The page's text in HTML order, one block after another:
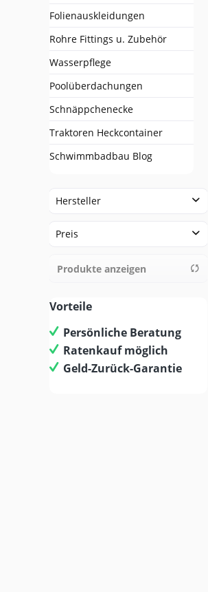
Folienauskleidungen
Rohre Fittings u. Zubehör
Wasserpflege
Poolüberdachungen
Schnäppchenecke
Traktoren Heckcontainer
Schwimmbadbau Blog
Hersteller
BWT Pool Products GmbH
Preis
bis
Produkte anzeigen
Vorteile
Persönliche Beratung
Ratenkauf möglich
Geld-Zurück-Garantie